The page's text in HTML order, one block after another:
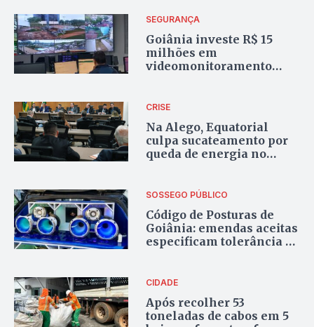
SEGURANÇA
Goiânia investe R$ 15
milhões em
videomonitoramento
CRISE
Na Alego, Equatorial
culpa sucateamento por
queda de energia no
SOSSEGO PÚBLICO
Código de Posturas de
Goiânia: emendas aceitas
especificam tolerância a
CIDADE
Após recolher 53
toneladas de cabos em 5